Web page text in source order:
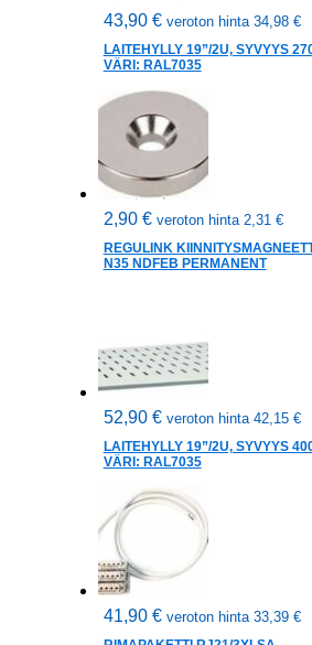
43,90 € veroton hinta 34,98 €
LAITEHYLLY 19”/2U, SYVYYS
VÄRI: RAL7035
2,90 € veroton hinta 2,31 €
REGULINK
N35 NDFEB PERMANENT
52,90 € veroton hinta 42,15 €
LAITEHYLLY 19”/2U, SYVYYS
VÄRI: RAL7035
41,90 € veroton hinta 33,39 €